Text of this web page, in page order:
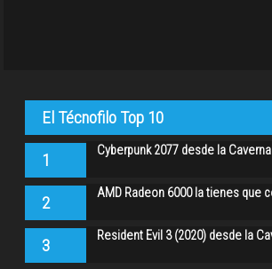
El Técnofilo Top 10
1 Cyberpunk 2077 desde la
2 AMD Radeon 6000 la tienes que
3 Resident Evil 3 (2020) desde la